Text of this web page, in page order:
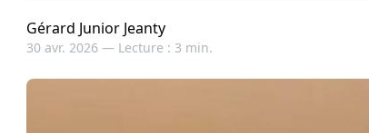
Gérard Junior Jeanty
30 avr. 2026 — Lecture : 3 min.